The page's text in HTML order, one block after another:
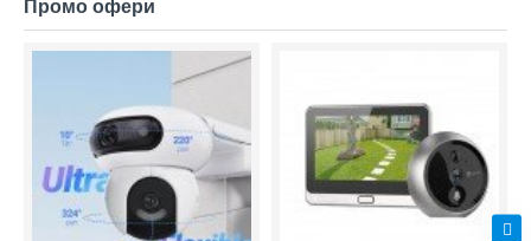
Промо офери